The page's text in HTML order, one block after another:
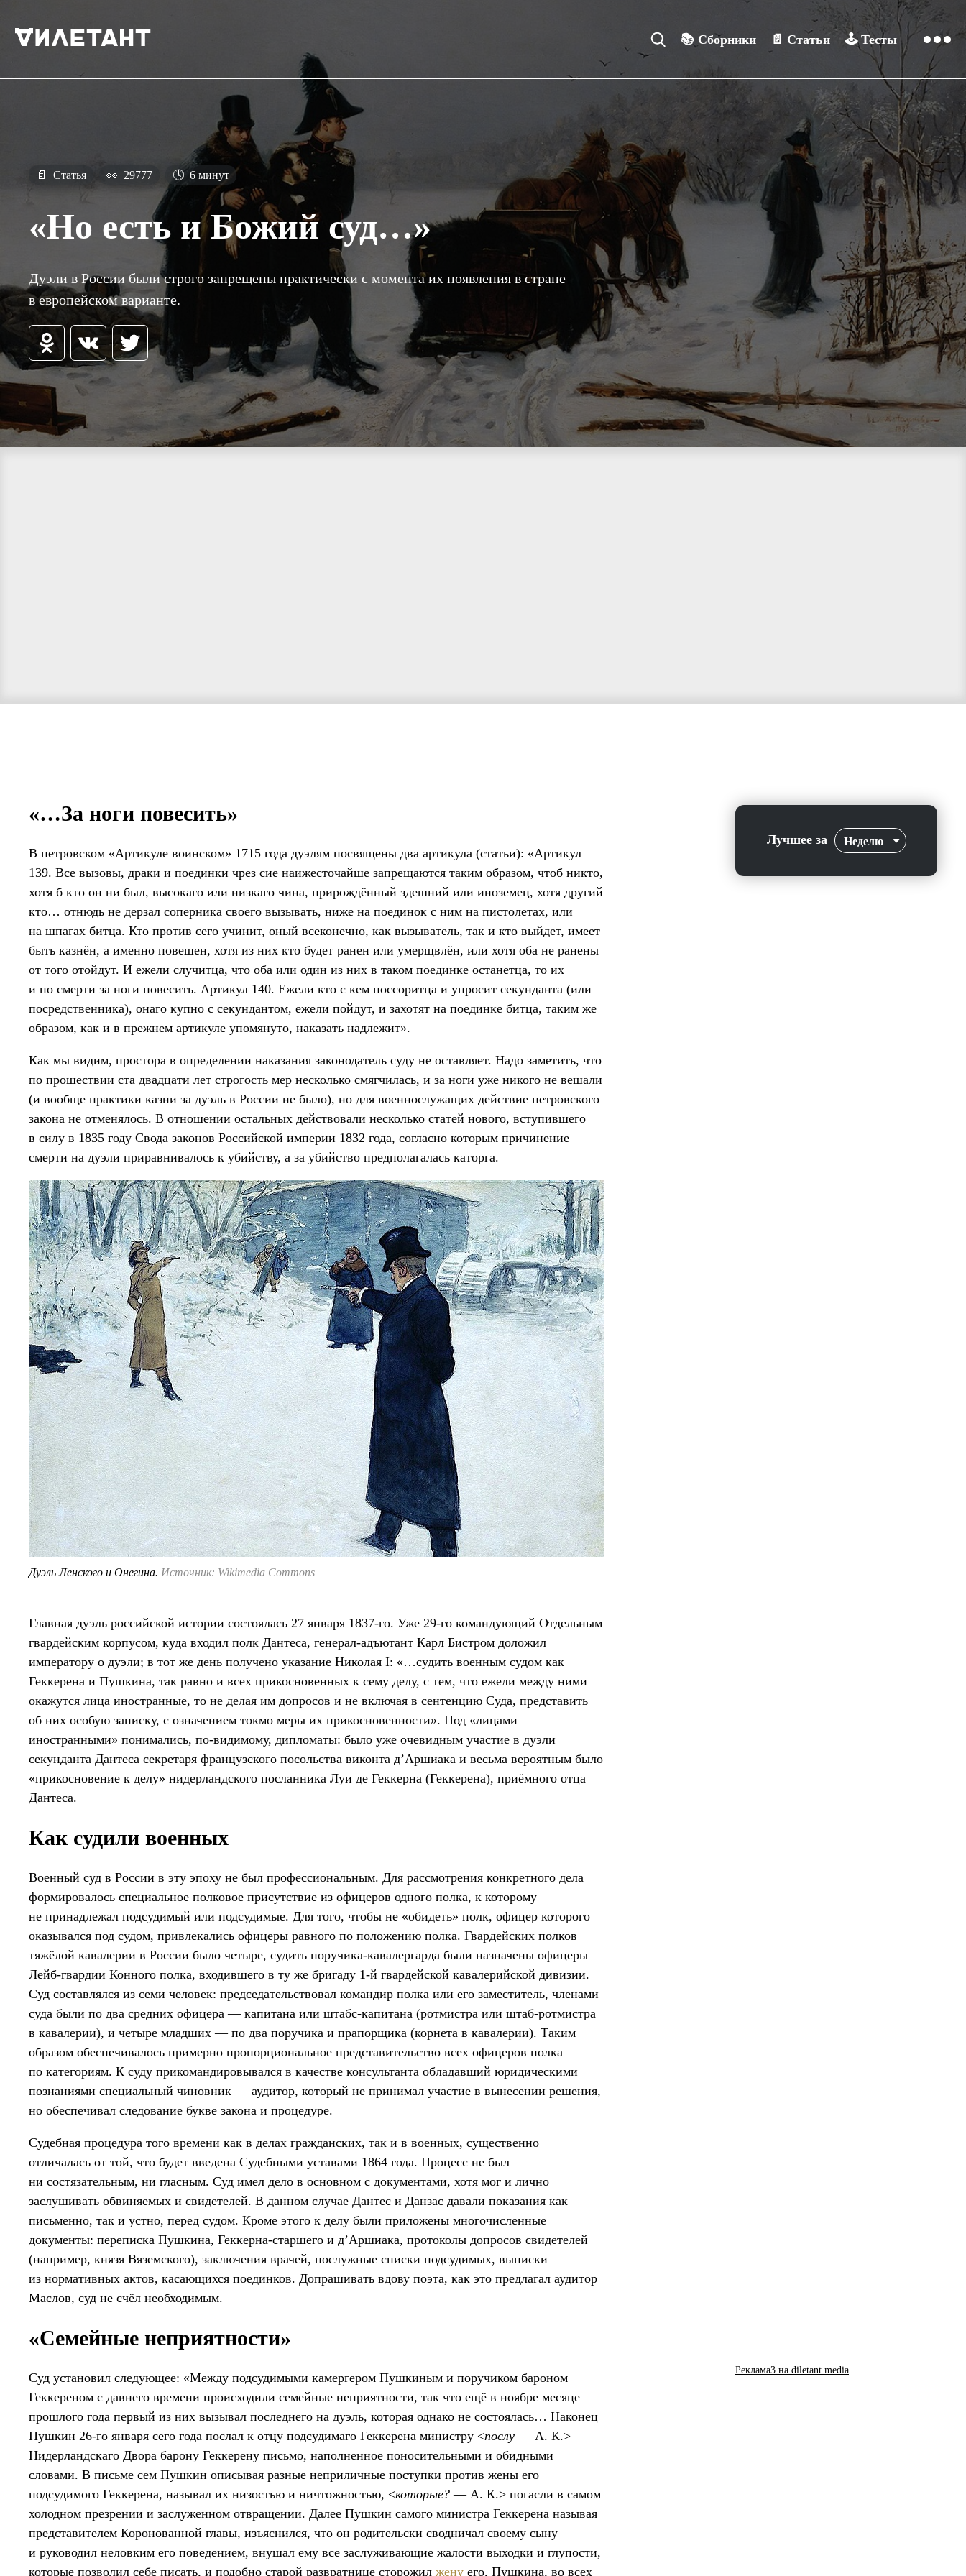
📚 Сборники 📄 Статьи 🕹️ Тесты
📄 Статья 👀 29777 🕓 6 минут
«Но есть и Божий суд…»
Дуэли в России были строго запрещены практически с момента их появления в стране
в европейском варианте.
«…За ноги повесить»
В петровском «Артикуле воинском» 1715 года дуэлям посвящены два артикула (статьи): «Артикул
139. Все вызовы, драки и поединки чрез сие наижесточайше запрещаются таким образом, чтоб никто,
хотя б кто он ни был, высокаго или низкаго чина, прирождённый здешний или иноземец, хотя другий
кто… отнюдь не дерзал соперника своего вызывать, ниже на поединок с ним на пистолетах, или
на шпагах битца. Кто против сего учинит, оный всеконечно, как вызыватель, так и кто выйдет, имеет
быть казнён, а именно повешен, хотя из них кто будет ранен или умерщвлён, или хотя оба не ранены
от того отойдут. И ежели случитца, что оба или один из них в таком поединке останетца, то их
и по смерти за ноги повесить. Артикул 140. Ежели кто с кем поссоритца и упросит секунданта (или
посредственника), онаго купно с секундантом, ежели пойдут, и захотят на поединке битца, таким же
образом, как и в прежнем артикуле упомянуто, наказать надлежит».
Как мы видим, простора в определении наказания законодатель суду не оставляет. Надо заметить, что
по прошествии ста двадцати лет строгость мер несколько смягчилась, и за ноги уже никого не вешали
(и вообще практики казни за дуэль в России не было), но для военнослужащих действие петровского
закона не отменялось. В отношении остальных действовали несколько статей нового, вступившего
в силу в 1835 году Свода законов Российской империи 1832 года, согласно которым причинение
смерти на дуэли приравнивалось к убийству, а за убийство предполагалась каторга.
Дуэль Ленского и Онегина. Источник: Wikimedia Commons
Главная дуэль российской истории состоялась 27 января 1837-го. Уже 29-го командующий Отдельным
гвардейским корпусом, куда входил полк Дантеса, генерал-адъютант Карл Бистром доложил
императору о дуэли; в тот же день получено указание Николая I: «…судить военным судом как
Геккерена и Пушкина, так равно и всех прикосновенных к сему делу, с тем, что ежели между ними
окажутся лица иностранные, то не делая им допросов и не включая в сентенцию Суда, представить
об них особую записку, с означением токмо меры их прикосновенности». Под «лицами
иностранными» понимались, по-видимому, дипломаты: было уже очевидным участие в дуэли
секунданта Дантеса секретаря французского посольства виконта д’Аршиака и весьма вероятным было
«прикосновение к делу» нидерландского посланника Луи де Геккерна (Геккерена), приёмного отца
Дантеса.
Как судили военных
Военный суд в России в эту эпоху не был профессиональным. Для рассмотрения конкретного дела
формировалось специальное полковое присутствие из офицеров одного полка, к которому
не принадлежал подсудимый или подсудимые. Для того, чтобы не «обидеть» полк, офицер которого
оказывался под судом, привлекались офицеры равного по положению полка. Гвардейских полков
тяжёлой кавалерии в России было четыре, судить поручика-кавалергарда были назначены офицеры
Лейб-гвардии Конного полка, входившего в ту же бригаду 1-й гвардейской кавалерийской дивизии.
Суд составлялся из семи человек: председательствовал командир полка или его заместитель, членами
суда были по два средних офицера — капитана или штабс-капитана (ротмистра или штаб-ротмистра
в кавалерии), и четыре младших — по два поручика и прапорщика (корнета в кавалерии). Таким
образом обеспечивалось примерно пропорциональное представительство всех офицеров полка
по категориям. К суду прикомандировывался в качестве консультанта обладавший юридическими
познаниями специальный чиновник — аудитор, который не принимал участие в вынесении решения,
но обеспечивал следование букве закона и процедуре.
Судебная процедура того времени как в делах гражданских, так и в военных, существенно
отличалась от той, что будет введена Судебными уставами 1864 года. Процесс не был
ни состязательным, ни гласным. Суд имел дело в основном с документами, хотя мог и лично
заслушивать обвиняемых и свидетелей. В данном случае Дантес и Данзас давали показания как
письменно, так и устно, перед судом. Кроме этого к делу были приложены многочисленные
документы: переписка Пушкина, Геккерна-старшего и д’Аршиака, протоколы допросов свидетелей
(например, князя Вяземского), заключения врачей, послужные списки подсудимых, выписки
из нормативных актов, касающихся поединков. Допрашивать вдову поэта, как это предлагал аудитор
Маслов, суд не счёл необходимым.
«Семейные неприятности»
Суд установил следующее: «Между подсудимыми камергером Пушкиным и поручиком бароном
Геккереном с давнего времени происходили семейные неприятности, так что ещё в ноябре месяце
прошлого года первый из них вызывал последнего на дуэль, которая однако не состоялась… Наконец
Пушкин 26-го января сего года послал к отцу подсудимаго Геккерена министру <послу — А. К.>
Нидерландскаго Двора барону Геккерену письмо, наполненное поносительными и обидными
словами. В письме сем Пушкин описывая разные неприличные поступки против жены его
подсудимого Геккерена, называл их низостью и ничтожностью, <которые? — А. К.> погасли в самом
холодном презрении и заслуженном отвращении. Далее Пушкин самого министра Геккерена называя
представителем Коронованной главы, изъяснился, что он родительски сводничал своему сыну
и руководил неловким его поведением, внушал ему все заслуживающие жалости выходки и глупости,
которые позволил себе писать, и подобно старой развратнице сторожил жену его, Пушкина, во всех
Лучшее за Неделю
Реклама3 на diletant.media